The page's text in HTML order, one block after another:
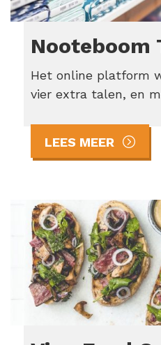
Nooteboom
Het online platform
vier extra talen, en
LEES MEER